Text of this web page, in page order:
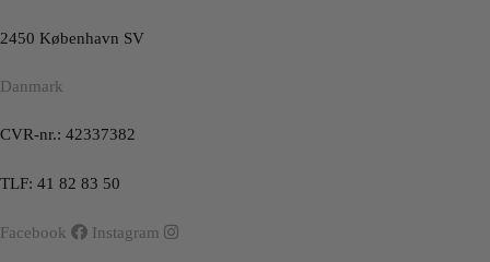
2450 København SV
Danmark
CVR-nr.: 42337382
TLF: 41 82 83 50
Facebook Instagram